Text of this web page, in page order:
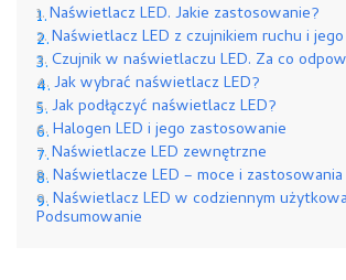
Naświetlacz LED. Jakie zastosowanie?
Naświetlacz LED z czujnikiem ruchu i
Czujnik w naświetlaczu LED. Za co
Jak wybrać naświetlacz LED?
Jak podłączyć naświetlacz LED?
Halogen LED i jego zastosowanie
Naświetlacze LED zewnętrzne
Naświetlacze LED – moce i zastosowania
Naświetlacz LED w codziennym
Podsumowanie